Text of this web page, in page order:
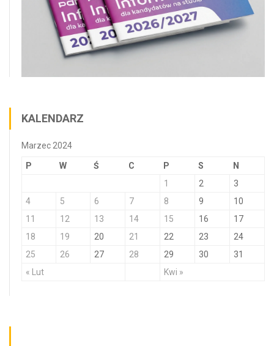
KALENDARZ
Marzec 2024
P W Ś C P S N
« Lut Kwi »
1 2
3
4
5 6 7 8 9
10
11
12 13 14 15 16
17
18
19 20 21 22 23
24
25
26 27 28 29 30 31